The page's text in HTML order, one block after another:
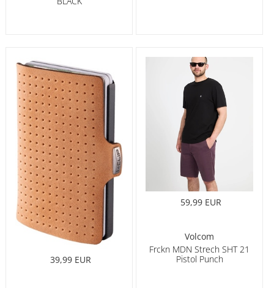
39,99 EUR
59,99 EUR
Volcom
Frckn MDN Strech SHT 21
Pistol Punch